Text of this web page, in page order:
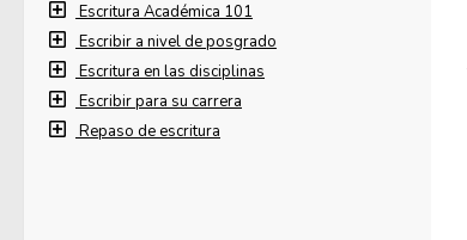
Escritura Académica 101
Escribir a nivel de posgrado
Escritura en las disciplinas
Escribir para su carrera
Repaso de escritura